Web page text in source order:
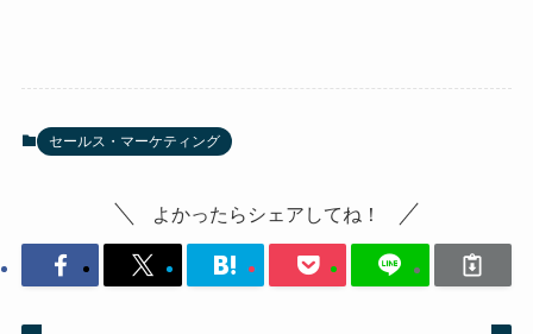
セールス・マーケティング
よかったらシェアしてね！